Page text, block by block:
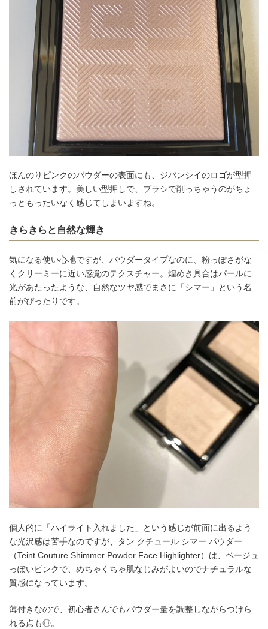
ほんのりピンクのパウダーの表面にも、ジバンシイのロゴが型押
しされています。美しい型押しで、ブラシで削っちゃうのがちょ
っともったいなく感じてしまいますね。
きらきらと自然な輝き
気になる使い心地ですが、パウダータイプなのに、粉っぽさがな
くクリーミーに近い感覚のテクスチャー。煌めき具合はパールに
光があたったような、自然なツヤ感でまさに「シマー」という名
前がぴったりです。
個人的に「ハイライト入れました」という感じが前面に出るよう
な光沢感は苦手なのですが、タン クチュール シマー パウダー
（Teint Couture Shimmer Powder Face Highlighter）は、ベージュ
っぽいピンクで、めちゃくちゃ肌なじみがよいのでナチュラルな
質感になっています。
薄付きなので、初心者さんでもパウダー量を調整しながらつけら
れる点も◎。